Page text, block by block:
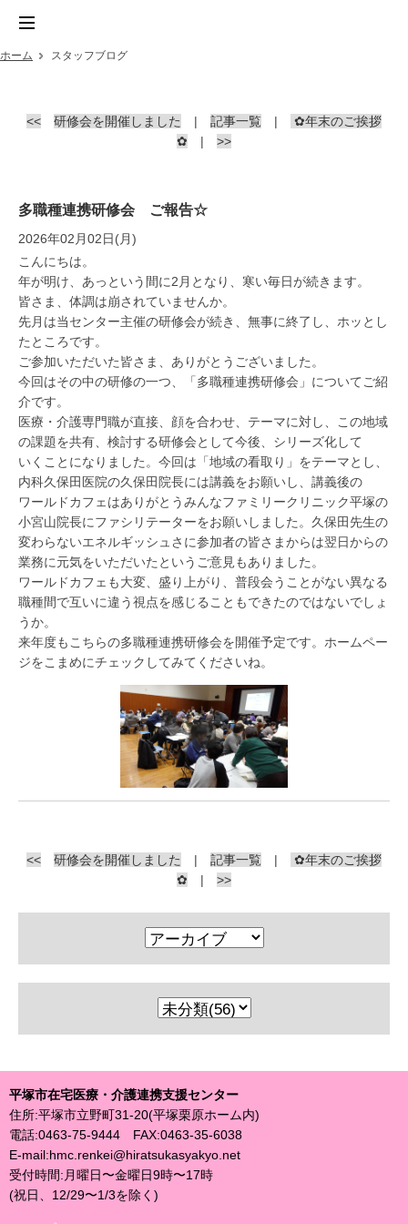
ホーム スタッフブログ
<< 研修会を開催しました | 記事一覧 |
✿年末のご挨拶
✿ | >>
多職種連携研修会 ご報告☆
2026年02月02日(月)
こんにちは。
年が明け、あっという間に2月となり、寒い毎日が続きます。
皆さま、体調は崩されていませんか。
先月は当センター主催の研修会が続き、無事に終了し、ホッとし
たところです。
ご参加いただいた皆さま、ありがとうございました。
今回はその中の研修の一つ、「多職種連携研修会」についてご紹
介です。
医療・介護専門職が直接、顔を合わせ、テーマに対し、この地域
の課題を共有、検討する研修会として今後、シリーズ化して
いくことになりました。今回は「地域の看取り」をテーマとし、
内科久保田医院の久保田院長には講義をお願いし、講義後の
ワールドカフェはありがとうみんなファミリークリニック平塚の
小宮山院長にファシリテーターをお願いしました。久保田先生の
変わらないエネルギッシュさに参加者の皆さまからは翌日からの
業務に元気をいただいたというご意見もありました。
ワールドカフェも大変、盛り上がり、普段会うことがない異なる
職種間で互いに違う視点を感じることもできたのではないでしょ
うか。
来年度もこちらの多職種連携研修会を開催予定です。ホームペー
ジをこまめにチェックしてみてくださいね。
<< 研修会を開催しました | 記事一覧 |
✿年末のご挨拶
✿ | >>
平塚市在宅医療・介護連携支援センター
住所:平塚市立野町31-20(平塚栗原ホーム内)
電話:0463-75-9444 FAX:0463-35-6038
E-mail:hmc.renkei@hiratsukasyakyo.net
受付時間:月曜日〜金曜日9時〜17時
(祝日、12/29〜1/3を除く)